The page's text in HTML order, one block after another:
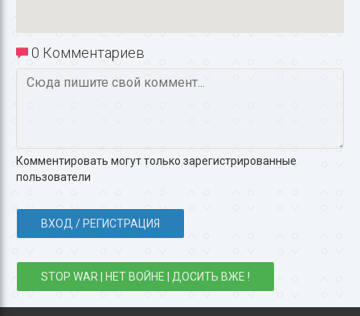
0 Комментариев
Комментировать могут только зарегистрированные
пользователи
ВХОД / РЕГИСТРАЦИЯ
STOP WAR | НЕТ ВОЙНЕ | ДОСИТЬ ВЖЕ !